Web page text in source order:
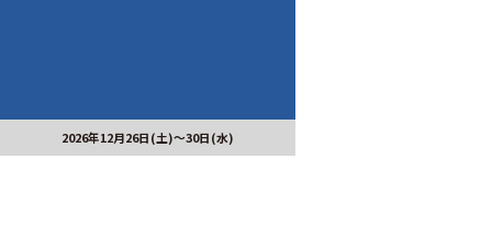
2026年12月26日(土)～30日(水)